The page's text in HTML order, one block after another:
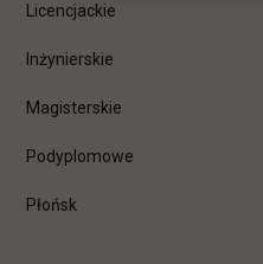
Licencjackie
Inżynierskie
Magisterskie
Podyplomowe
Płońsk